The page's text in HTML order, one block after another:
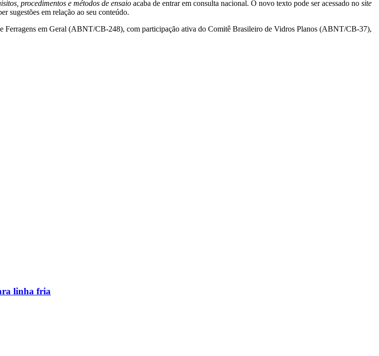
procedimentos e métodos de ensaio acaba de entrar em consulta nacional. O novo texto pode ser acessado no site
sugestões em relação ao seu conteúdo.
Ferragens em Geral (ABNT/CB-248), com participação ativa do Comitê Brasileiro de Vidros Planos (ABNT/CB-37),
linha fria